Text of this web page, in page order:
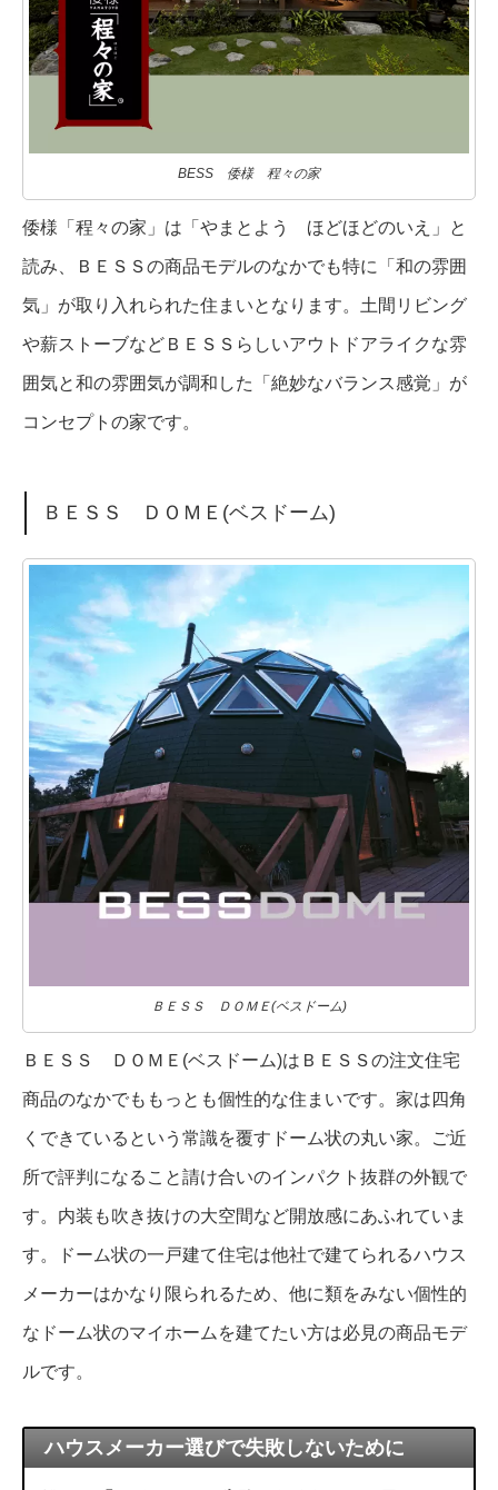
BESS 倭様 程々の家
倭様「程々の家」は「やまとよう ほどほどのいえ」と
読み、ＢＥＳＳの商品モデルのなかでも特に「和の雰囲
気」が取り入れられた住まいとなります。土間リビング
や薪ストーブなどＢＥＳＳらしいアウトドアライクな雰
囲気と和の雰囲気が調和した「絶妙なバランス感覚」が
コンセプトの家です。
ＢＥＳＳ ＤＯＭＥ(ベスドーム)
ＢＥＳＳ ＤＯＭＥ(ベスドーム)
ＢＥＳＳ ＤＯＭＥ(ベスドーム)はＢＥＳＳの注文住宅
商品のなかでももっとも個性的な住まいです。家は四角
くできているという常識を覆すドーム状の丸い家。ご近
所で評判になること請け合いのインパクト抜群の外観で
す。内装も吹き抜けの大空間など開放感にあふれていま
す。ドーム状の一戸建て住宅は他社で建てられるハウス
メーカーはかなり限られるため、他に類をみない個性的
なドーム状のマイホームを建てたい方は必見の商品モデ
ルです。
ハウスメーカー選びで失敗しないために